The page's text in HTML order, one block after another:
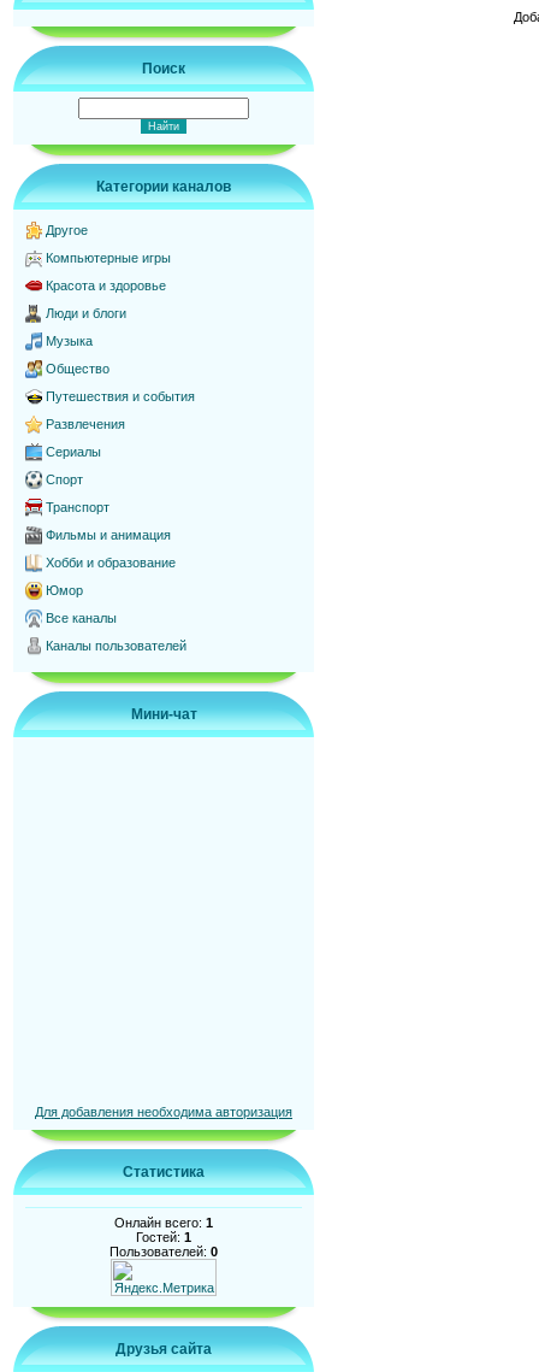
Поиск
Категории каналов
Другое
Компьютерные игры
Красота и здоровье
Люди и блоги
Музыка
Общество
Путешествия и события
Развлечения
Сериалы
Спорт
Транспорт
Фильмы и анимация
Хобби и образование
Юмор
Все каналы
Каналы пользователей
Мини-чат
Для добавления необходима авторизация
Статистика
Онлайн всего: 1
Гостей: 1
Пользователей: 0
Друзья сайта